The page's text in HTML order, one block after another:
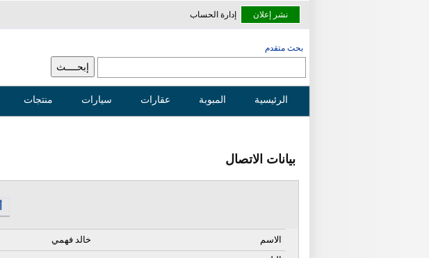
نشر إعلان إدارة الحساب
بحث متقدم
الرئيسية المبوبة عقارات سيارات منتجات
بيانات الاتصال
خالد فهمي
الاسم